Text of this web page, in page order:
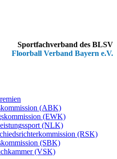
Sportfachverband des BLSV
Floorball Verband Bayern e.V.
(ABK)
(EWK)
(NLK)
(RSK)
(SBK)
(VSK)